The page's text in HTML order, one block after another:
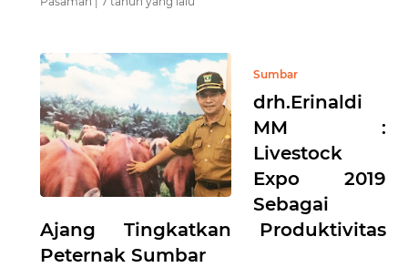
Sumbar
drh.Erinaldi
MM :
Livestock
Expo 2019
Sebagai
Ajang Tingkatkan Produktivitas
Peternak Sumbar